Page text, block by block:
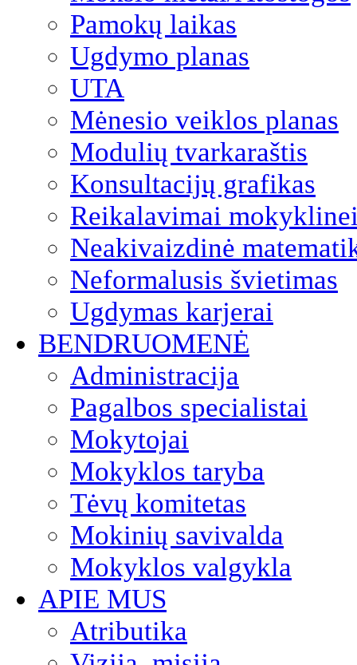
Pamokų laikas
Ugdymo planas
UTA
Mėnesio veiklos planas
Modulių tvarkaraštis
Konsultacijų grafikas
Reikalavimai
Neakivaizdinė
Neformalusis švietimas
Ugdymas karjerai
BENDRUOMENĖ
Administracija
Pagalbos specialistai
Mokytojai
Mokyklos taryba
Tėvų komitetas
Mokinių savivalda
Mokyklos valgykla
APIE MUS
Atributika